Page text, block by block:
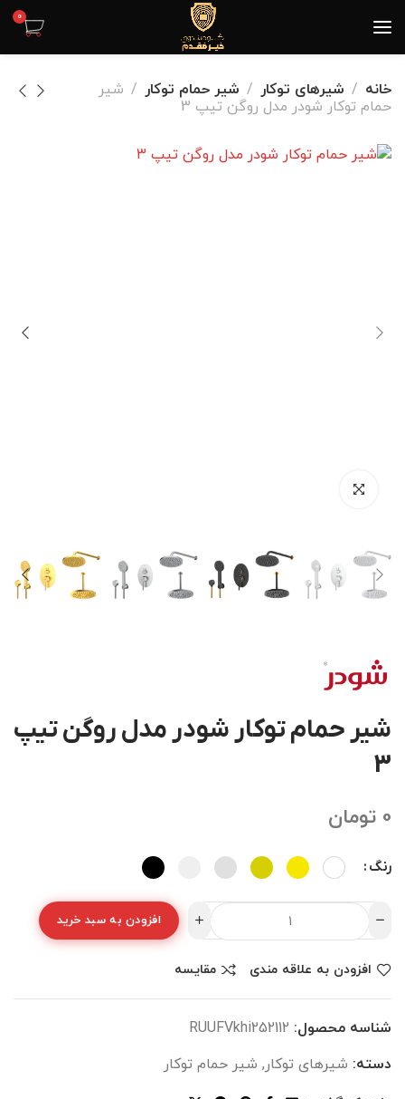
0
خانه شیرهای توکار شیر حمام توکار
شیر
حمام توکار شودر مدل روگن تیپ 3
شیر حمام توکار شودر مدل روگن تیپ
3
0 تومان
رنگ
افزودن به سبد خرید
افزودن به علاقه مندی مقایسه
شناسه محصول: RUUFVkhi252112
دسته: شیرهای توکار, شیر حمام توکار